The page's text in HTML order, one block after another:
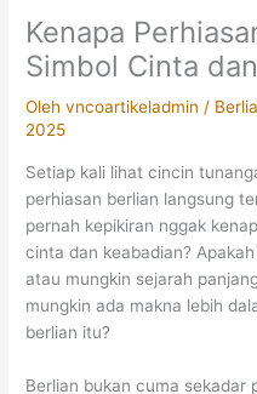
Kenapa
Simbol Cinta
Olehvncoartikeladmin/
2025
Setiap kali lihat cincin
perhiasan berlian langsung
pernah kepikiran nggak
cinta dan keabadian?
atau mungkin sejarah
mungkin ada makna lebih
berlian itu?
Berlian bukan cuma sekadar